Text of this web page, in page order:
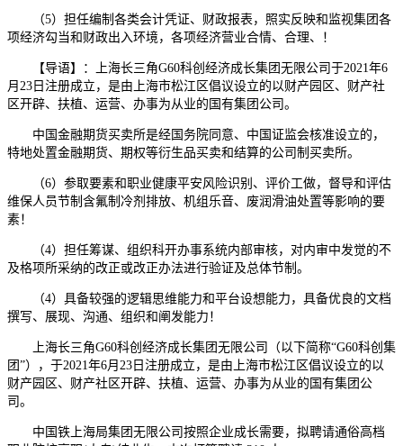
（5）担任编制各类会计凭证、财政报表，照实反映和监视集团各
项经济勾当和财政出入环境，各项经济营业合情、合理、！
【导语】：上海长三角G60科创经济成长集团无限公司于2021年6
月23日注册成立，是由上海市松江区倡议设立的以财产园区、财产社
区开辟、扶植、运营、办事为从业的国有集团公司。
中国金融期货买卖所是经国务院同意、中国证监会核准设立的，
特地处置金融期货、期权等衍生品买卖和结算的公司制买卖所。
（6）参取要素和职业健康平安风险识别、评价工做，督导和评估
维保人员节制含氟制冷剂排放、机组乐音、废润滑油处置等影响的要
素！
（4）担任筹谋、组织科开办事系统内部审核，对内审中发觉的不
及格项所采纳的改正或改正办法进行验证及总体节制。
（4）具备较强的逻辑思维能力和平台设想能力，具备优良的文档
撰写、展现、沟通、组织和阐发能力！
上海长三角G60科创经济成长集团无限公司（以下简称“G60科创集
团”），于2021年6月23日注册成立，是由上海市松江区倡议设立的以
财产园区、财产社区开辟、扶植、运营、办事为从业的国有集团公
司。
中国铁上海局集团无限公司按照企业成长需要，拟聘请通俗高档